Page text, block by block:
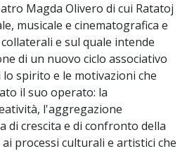
Magda Olivero di cui Ratatoj
musicale e cinematografica e
e sul quale intende
di un nuovo ciclo associativo
spirito e le motivazioni che
il suo operato: la
l'aggregazione
di crescita e di confronto della
processi culturali e artistici che